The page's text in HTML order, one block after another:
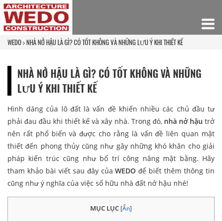
WEDO NHÀ NỞ HẬU LÀ GÌ? CÓ TỐT KHÔNG VÀ NHỮNG LƯU Ý KHI THIẾT KẾ
NHÀ NỞ HẬU LÀ GÌ? CÓ TỐT KHÔNG VÀ NHỮNG
LƯU Ý KHI THIẾT KẾ
Hình dáng của lô đất là vấn đề khiến nhiều các chủ đầu tư
phải đau đầu khi thiết kế và xây nhà. Trong đó, nhà nở hậu trở
nên rất phổ biến và được cho rằng là vấn đề liên quan mật
thiết đến phong thủy cũng như gây những khó khăn cho giải
pháp kiến trúc cũng như bố trí công năng mặt bằng. Hãy
tham khảo bài viết sau đây củaWEDOđể biết thêm thông tin
cũng như ý nghĩa của việc sổ hữu nhà đất nở hậu nhé!
MỤC LỤC [Ẩn]